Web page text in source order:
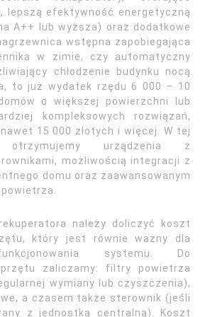
lepszą efektywność energetyczną
A++ lub wyższa) oraz dodatkowe
wstępna zapobiegająca
w zimie, czy automatyczny
chłodzenie budynku nocą
to już wydatek rzędu 6 000 – 10
o większej powierzchni lub
kompleksowych rozwiązań,
15 000 złotych i więcej. W tej
urządzenia z
możliwością integracji z
domu oraz zaawansowanym
należy doliczyć koszt
który jest równie ważny dla
systemu. Do
zaliczamy: filtry powietrza
wymiany lub czyszczenia),
a czasem także sterownik (jeśli
z jednostką centralną). Koszt